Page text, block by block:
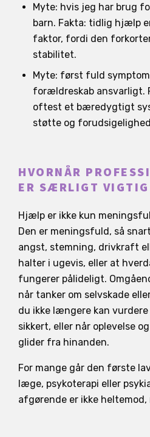
Myte: hvis jeg har brug
barn. Fakta: tidlig hjælp
faktor, fordi den
stabilitet.
Myte: først fuld
forældreskab ansvarligt.
oftest et bæredygtigt
støtte og
HVORNÅR
ER SÆRLIGT
Hjælp er ikke kun
Den er meningsfuld, så
angst, stemning, drivkraft
halter i ugevis, eller at
fungerer pålideligt.
når tanker om selvskade
du ikke længere kan
sikkert, eller når oplevelse
glider fra hinanden.
For mange går den første
læge, psykoterapi eller
afgørende er ikke